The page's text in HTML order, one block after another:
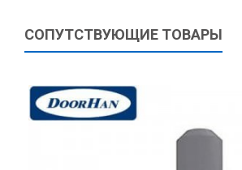
СОПУТСТВУЮЩИЕ ТОВАРЫ